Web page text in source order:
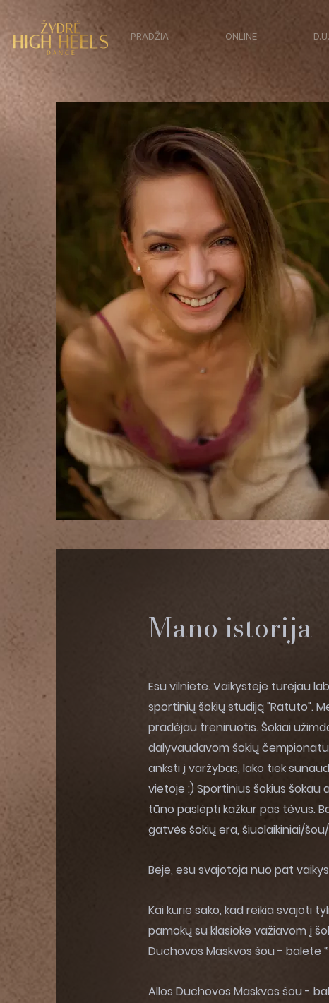
PRADŽIA ONLINE
Mano istorija
Esu vilnietė. Vaikystėje turėjau
sportinių šokių studiją "Ratuto".
pradėjau treniruotis. Šokiai
dalyvaudavom šokių
anksti į varžybas, lako tiek
vietoje :) Sportinius šokius
tūno paslėpti kažkur pas tėvus.
gatvės šokių era, šiuolaikiniai/
Beje, esu svajotoja nuo pat
Kai kurie sako, kad reikia svajoti
pamokų su klasioke važiavom į
Duchovos Maskvos šou - balete
Allos Duchovos Maskvos šou -